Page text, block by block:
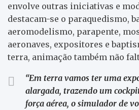
envolve outras iniciativas e
destacam-se o paraquedismo,
aeromodelismo, parapente,
aeronaves, expositores e
terra, animação também não
“Em terra vamos ter uma
alargada, trazendo um
força aérea, o simulador de